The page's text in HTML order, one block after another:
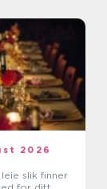
2026
finner